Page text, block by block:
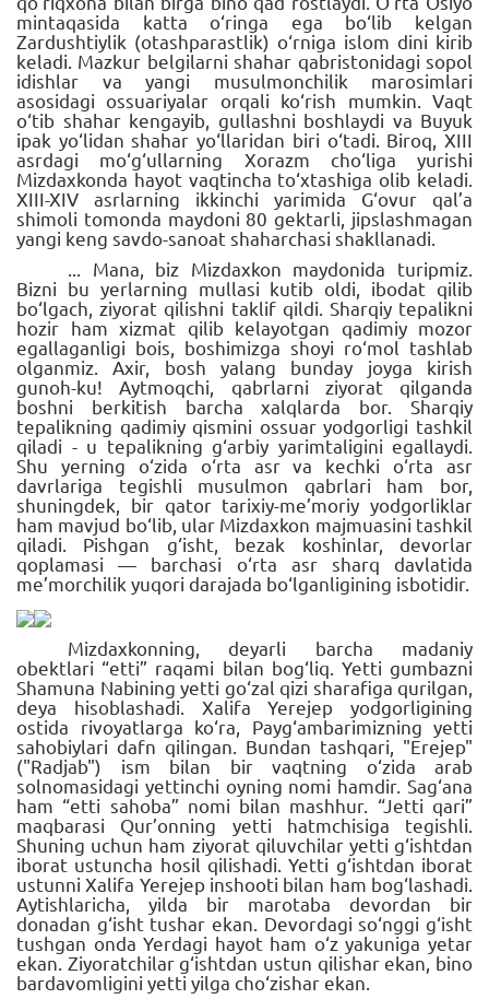
mintaqasida katta o‘ringa ega bo‘lib kelgan
Zardushtiylik (otashparastlik) o‘rniga islom dini kirib
keladi. Mazkur belgilarni shahar qabristonidagi sopol
idishlar va yangi musulmonchilik marosimlari
asosidagi ossuariyalar orqali ko‘rish mumkin. Vaqt
o‘tib shahar kengayib, gullashni boshlaydi va Buyuk
ipak yo‘lidan shahar yo‘llaridan biri o‘tadi. Biroq, XIII
asrdagi mo‘g‘ullarning Xorazm cho‘liga yurishi
Mizdaxkonda hayot vaqtincha to‘xtashiga olib keladi.
XIII-XIV asrlarning ikkinchi yarimida G‘ovur qal’a
shimoli tomonda maydoni 80 gektarli, jipslashmagan
yangi keng savdo-sanoat shaharchasi shakllanadi.
... Mana, biz Mizdaxkon maydonida turipmiz.
Bizni bu yerlarning mullasi kutib oldi, ibodat qilib
bo‘lgach, ziyorat qilishni taklif qildi. Sharqiy tepalikni
hozir ham xizmat qilib kelayotgan qadimiy mozor
egallaganligi bois, boshimizga shoyi ro‘mol tashlab
olganmiz. Axir, bosh yalang bunday joyga kirish
gunoh-ku! Aytmoqchi, qabrlarni ziyorat qilganda
boshni berkitish barcha xalqlarda bor. Sharqiy
tepalikning qadimiy qismini ossuar yodgorligi tashkil
qiladi - u tepalikning g‘arbiy yarimtaligini egallaydi.
Shu yerning o‘zida o‘rta asr va kechki o‘rta asr
davrlariga tegishli musulmon qabrlari ham bor,
shuningdek, bir qator tarixiy-me’moriy yodgorliklar
ham mavjud bo‘lib, ular Mizdaxkon majmuasini tashkil
qiladi. Pishgan g‘isht, bezak koshinlar, devorlar
qoplamasi — barchasi o‘rta asr sharq davlatida
me’morchilik yuqori darajada bo‘lganligining isbotidir.
Mizdaxkonning, deyarli barcha madaniy
obektlari “etti” raqami bilan bog‘liq. Yetti gumbazni
Shamuna Nabining yetti go‘zal qizi sharafiga qurilgan,
deya hisoblashadi. Xalifa Yerejep yodgorligining
ostida rivoyatlarga ko‘ra, Payg‘ambarimizning yetti
sahobiylari dafn qilingan. Bundan tashqari, "Erejep"
("Radjab") ism bilan bir vaqtning o‘zida arab
solnomasidagi yettinchi oyning nomi hamdir. Sag‘ana
ham “etti sahoba” nomi bilan mashhur. “Jetti qari”
maqbarasi Qur’onning yetti hatmchisiga tegishli.
Shuning uchun ham ziyorat qiluvchilar yetti g‘ishtdan
iborat ustuncha hosil qilishadi. Yetti g‘ishtdan iborat
ustunni Xalifa Yerejep inshooti bilan ham bog‘lashadi.
Aytishlaricha, yilda bir marotaba devordan bir
donadan g‘isht tushar ekan. Devordagi so‘nggi g‘isht
tushgan onda Yerdagi hayot ham o‘z yakuniga yetar
ekan. Ziyoratchilar g‘ishtdan ustun qilishar ekan, bino
bardavomligini yetti yilga cho‘zishar ekan.